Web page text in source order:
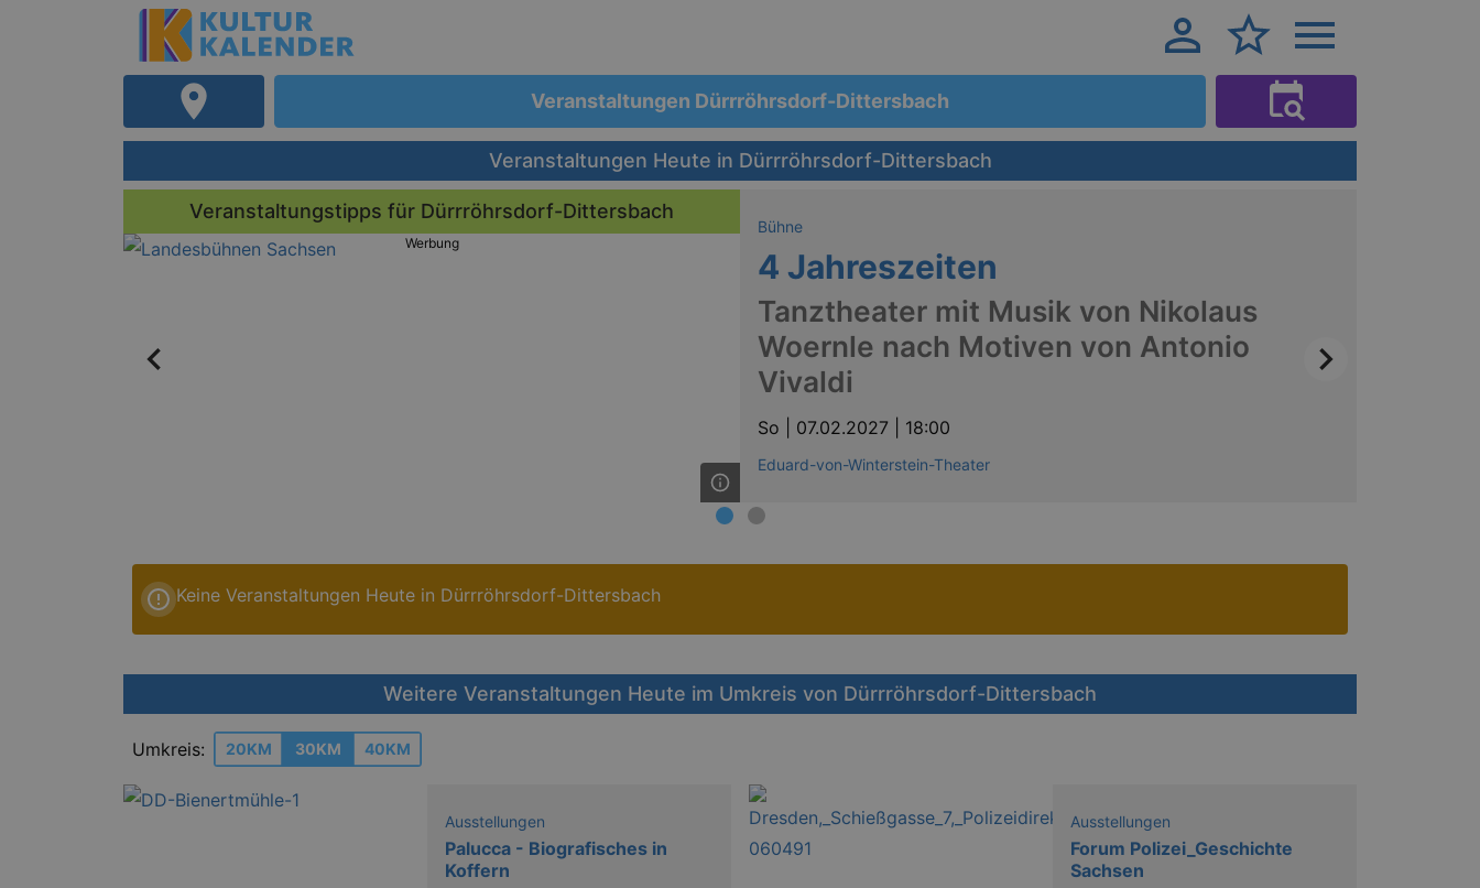
Veranstaltungen Dürrröhrsdorf-Dittersbach
Veranstaltungen Heute in Dürrröhrsdorf-Dittersbach
Veranstaltungstipps für Dürrröhrsdorf-Dittersbach
Werbung
Bühne
4 Jahreszeiten
Tanztheater mit Musik von Nikolaus
Woernle nach Motiven von Antonio
Vivaldi
So | 07.02.2027 | 18:00
Eduard-von-Winterstein-Theater
Keine Veranstaltungen Heute in Dürrröhrsdorf-Dittersbach
Weitere Veranstaltungen Heute im Umkreis von Dürrröhrsdorf-Dittersbach
Umkreis: 20KM 30KM 40KM
Ausstellungen
Palucca - Biografisches in
Koffern
Ausstellungen
Forum Polizei_Geschichte
Sachsen